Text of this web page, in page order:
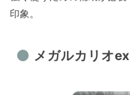
印象。
メガルカリオex